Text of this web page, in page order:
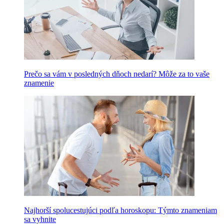
Prečo sa vám v posledných dňoch nedarí? Môže za to vaše
znamenie
Najhorší spolucestujúci podľa horoskopu: Týmto znameniam
sa vyhnite